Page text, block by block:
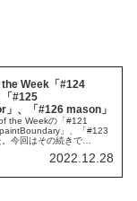
Week「#124
#125
、「#126 mason」
the Weekの「#121
」、「#123
今回はその続きで
2022.12.28